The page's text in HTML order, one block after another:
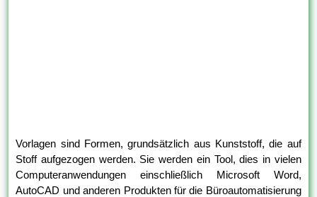
Vorlagen sind Formen, grundsätzlich aus Kunststoff, die auf
Stoff aufgezogen werden. Sie werden ein Tool, dies in vielen
Computeranwendungen einschließlich Microsoft Word,
AutoCAD und anderen Produkten für die Büroautomatisierung